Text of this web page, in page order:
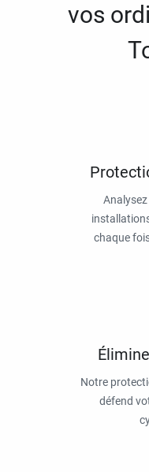
vos
chaque
Notre
défend